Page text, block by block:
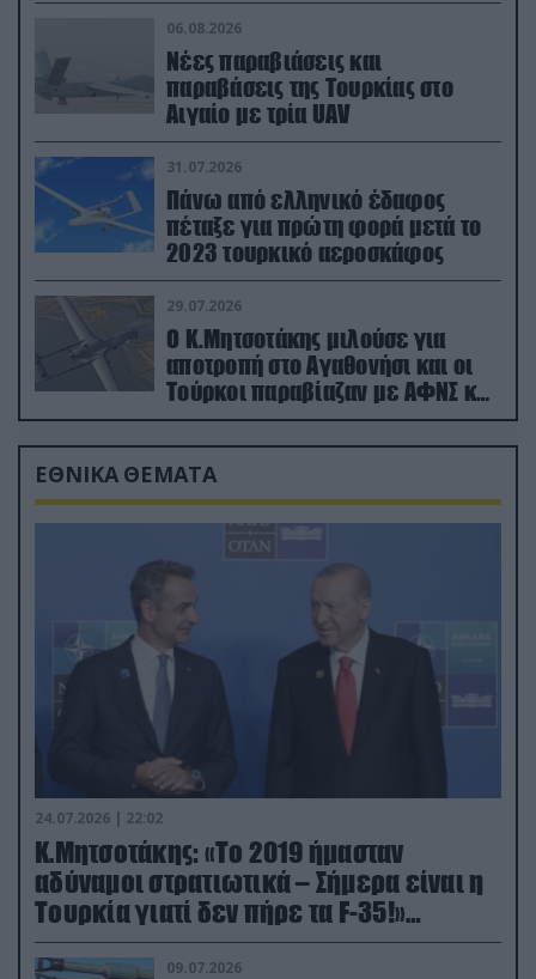
06.08.2026
Νέες παραβιάσεις και
παραβάσεις της Τουρκίας στο
Αιγαίο με τρία UAV
31.07.2026
Πάνω από ελληνικό έδαφος
πέταξε για πρώτη φορά μετά το
2023 τουρκικό αεροσκάφος
29.07.2026
Ο Κ.Μητσοτάκης μιλούσε για
αποτροπή στο Αγαθονήσι και οι
Τούρκοι παραβίαζαν με ΑΦΝΣ και
drone
ΕΘΝΙΚΑ ΘΕΜΑΤΑ
24.07.2026 | 22:02
Κ.Μητσοτάκης: «Το 2019 ήμασταν
αδύναμοι στρατιωτικά – Σήμερα είναι η
Τουρκία γιατί δεν πήρε τα F-35!»
(βίντεο)
09.07.2026